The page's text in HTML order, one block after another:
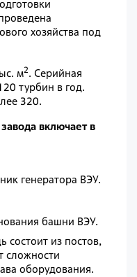
хозяйства под
м2. Серийная
турбин в год.
320.
включает в
генератора ВЭУ.
башни ВЭУ.
состоит из постов,
сложности
оборудования.